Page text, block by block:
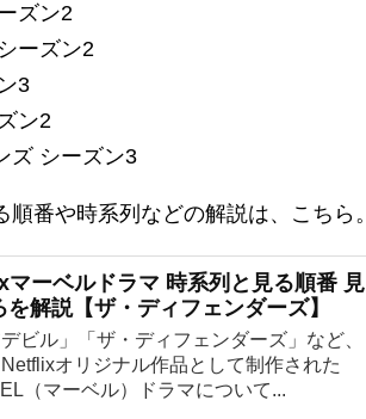
ズン2
ーズン2
3
ン2
ズ シーズン3
順番や時系列などの解説は、こちら。
マーベルドラマ 時系列と見る順番 見
を解説【ザ・ディフェンダーズ】
デビル」「ザ・ディフェンダーズ」など、
オリジナル作品として制作された
（マーベル）ドラマについて...